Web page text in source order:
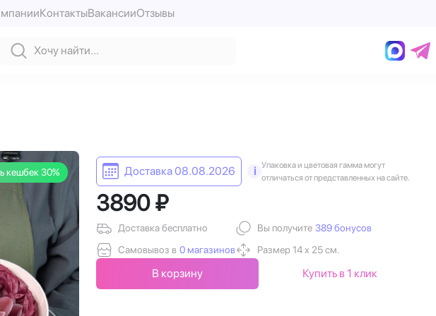
КонтактыВакансииОтзывы
кешбек 30% Доставка 08.08.2026 i
Упаковка и цветовая гамма могут
отличаться от представленных на сайте.
3890 ₽
Доставка бесплатно
Самовывоз в 0 магазинов
Вы получите 389 бонусов
Размер 14 х 25 см.
В корзину Купить в 1 клик